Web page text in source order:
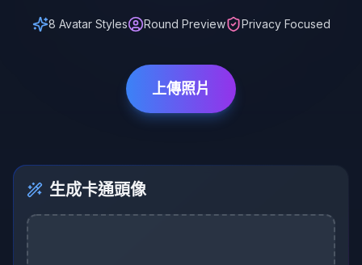
8 Avatar Styles Round Preview Privacy Focused
上傳照片
生成卡通頭像